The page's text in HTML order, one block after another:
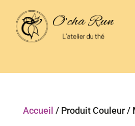
Accueil / Produit Couleur /